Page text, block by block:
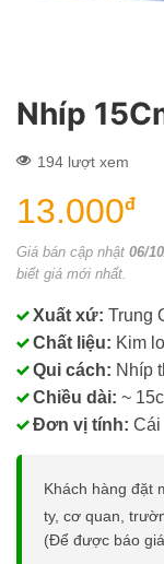
Nhíp
194 lượt xem
13.000đ
Giá bán cập nhật 06/
biết giá mới nhất.
Xuất xứ: Trung
Chất liệu: Kim
Qui cách: Nhíp
Chiều dài: ~
Đơn vị tính: Cái
Khách hàng đặt
ty, cơ quan,
(Để được báo